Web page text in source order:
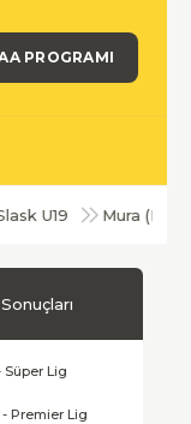
PROGRAMI
Mura (K)
Süper Lig
Premier Lig